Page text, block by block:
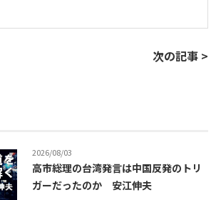
次の記事 >
2026/08/03
高市総理の台湾発言は中国反発のトリ
ガーだったのか 安江伸夫